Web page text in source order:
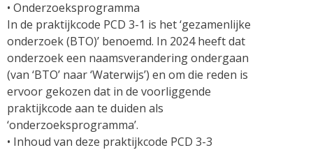
• Onderzoeksprogramma
In de praktijkcode PCD 3-1 is het ‘gezamenlijke
onderzoek (BTO)’ benoemd. In 2024 heeft dat
onderzoek een naamsverandering ondergaan
(van ‘BTO’ naar ‘Waterwijs’) en om die reden is
ervoor gekozen dat in de voorliggende
praktijkcode aan te duiden als
‘onderzoeksprogramma’.
• Inhoud van deze praktijkcode PCD 3-3